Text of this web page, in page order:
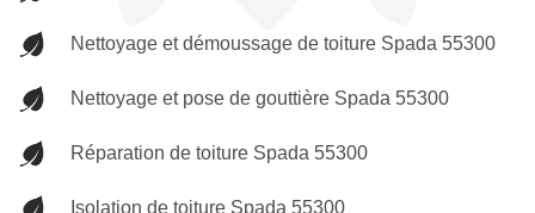
Nettoyage et démoussage de toiture Spada 55300
Nettoyage et pose de gouttière Spada 55300
Réparation de toiture Spada 55300
Isolation de toiture Spada 55300